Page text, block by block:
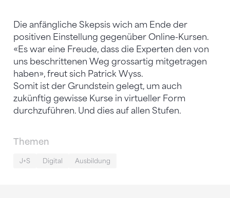
Die anfängliche Skepsis wich am Ende der
positiven Einstellung gegenüber Online-Kursen.
«Es war eine Freude, dass die Experten den von
uns beschrittenen Weg grossartig mitgetragen
haben», freut sich Patrick Wyss.
Somit ist der Grundstein gelegt, um auch
zukünftig gewisse Kurse in virtueller Form
durchzuführen. Und dies auf allen Stufen.
Themen
J+S Digital Ausbildung